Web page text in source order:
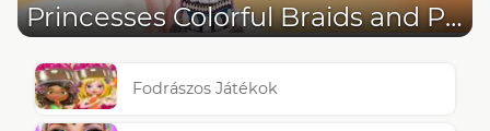
Princesses Colorful Braids and Pedicure
Fodrászos Játékok